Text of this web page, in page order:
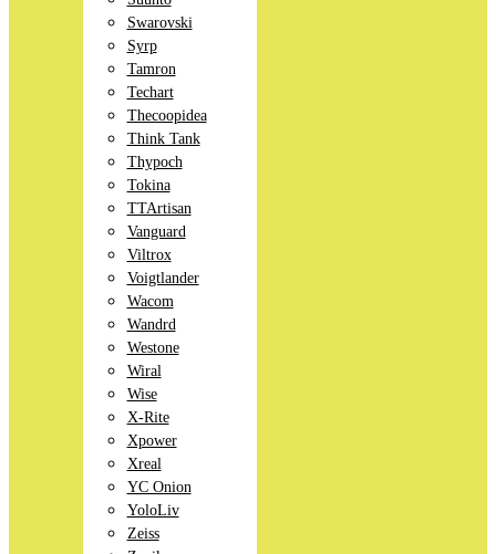
Swarovski
Syrp
Tamron
Techart
Thecoopidea
Think Tank
Thypoch
Tokina
TTArtisan
Vanguard
Viltrox
Voigtlander
Wacom
Wandrd
Westone
Wiral
Wise
X-Rite
Xpower
Xreal
YC Onion
YoloLiv
Zeiss